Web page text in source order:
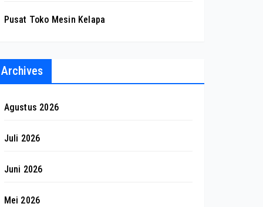
Pusat Toko Mesin Kelapa
Archives
Agustus 2026
Juli 2026
Juni 2026
Mei 2026